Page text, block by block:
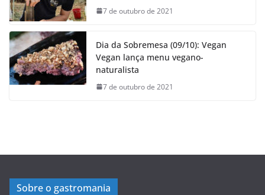
7 de outubro de 2021
Dia da Sobremesa (09/10): Vegan
Vegan lança menu vegano-
naturalista
7 de outubro de 2021
Sobre o gastromania